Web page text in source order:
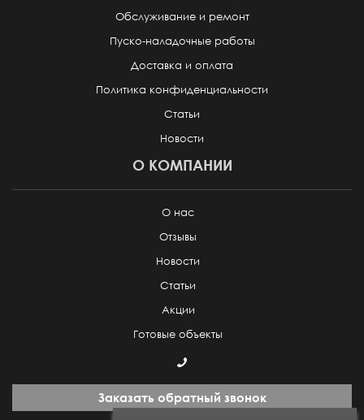
Обслуживание и ремонт
Пуско-наладочные работы
Доставка и оплата
Политика конфиденциальности
Статьи
Новости
О КОМПАНИИ
О нас
Отзывы
Новости
Статьи
Акции
Готовые объекты
Заказать обратный звонок